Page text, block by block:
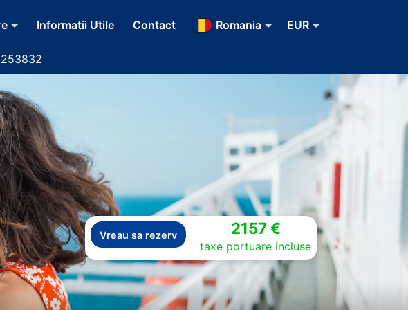
Informatii Utile Contact Romania EUR
Vreau sa rezerv 2157 €
taxe portuare incluse
Next